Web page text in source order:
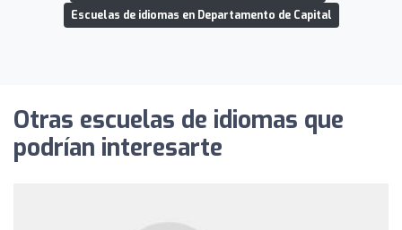
Escuelas de idiomas en Departamento de Capital
Otras escuelas de idiomas que
podrían interesarte